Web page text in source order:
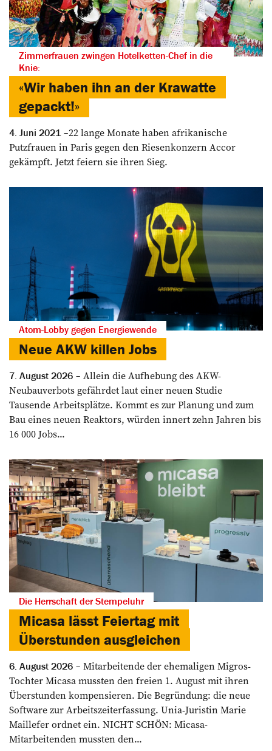
Zimmerfrauen zwingen Hotelketten-Chef in die
Knie:
«Wir haben ihn an der Krawatte
gepackt!»
4. Juni 2021
22 lange Monate haben afrikanische
Putzfrauen in Paris gegen den Riesen­konzern Accor
gekämpft. Jetzt feiern sie ihren Sieg.
Atom-Lobby gegen Energiewende
Neue AKW killen Jobs
7. August 2026
Allein die Aufhebung des AKW-
Neubauverbots gefährdet laut einer neuen Studie
Tausende Arbeitsplätze. Kommt es zur Planung und zum
Bau eines neuen Reaktors, würden innert zehn Jahren bis
16 000 Jobs...
Die Herrschaft der Stempeluhr
Micasa lässt Feiertag mit
Überstunden ausgleichen
6. August 2026
Mitarbeitende der ehemaligen Migros-
Tochter Micasa mussten den freien 1. August mit ihren
Überstunden kompensieren. Die Begründung: die neue
Software zur Arbeitszeiterfassung. Unia-Juristin Marie
Maillefer ordnet ein. NICHT SCHÖN: Micasa-
Mitarbeitenden mussten den...